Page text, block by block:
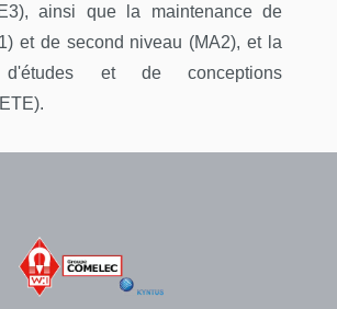
ainsi que la maintenance de
et de second niveau (MA2), et la
d'études et de conceptions